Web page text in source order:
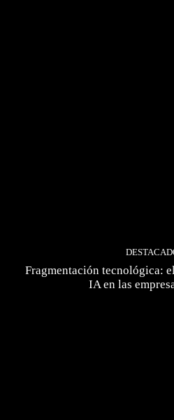
Fragmentación tecnológica:
IA en las